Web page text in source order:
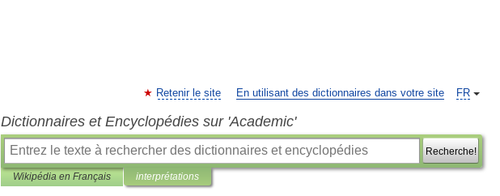
FR
Retenir le site En utilisant des dictionnaires dans votre site
Dictionnaires et Encyclopédies sur 'Academic'
Recherche!
Wikipédia en Français interprétations